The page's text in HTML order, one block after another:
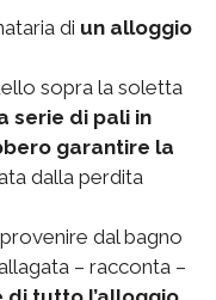
di un alloggio
sopra la soletta
serie di pali in
garantire la
dalla perdita
dal bagno
– racconta –